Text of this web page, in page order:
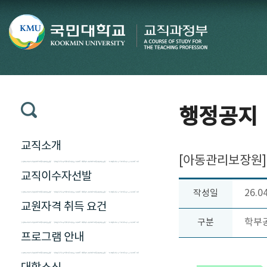
교직소개
교직이수자선발
교원자격 취득 요건
프로그램 안내
행정공지
[아동관리보장
작성일
구분 학부